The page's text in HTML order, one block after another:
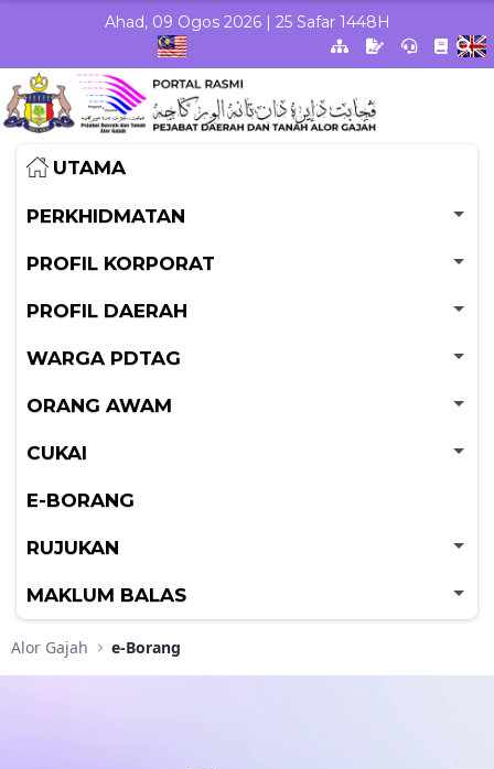
Skip to Main ContentAhad, 09 Ogos 2026 | 25 Safar 1448H
UTAMA
PERKHIDMATAN
PROFIL KORPORAT
PROFIL DAERAH
WARGA PDTAG
ORANG AWAM
CUKAI
E-BORANG
RUJUKAN
MAKLUM BALAS
Alor Gajah e-Borang